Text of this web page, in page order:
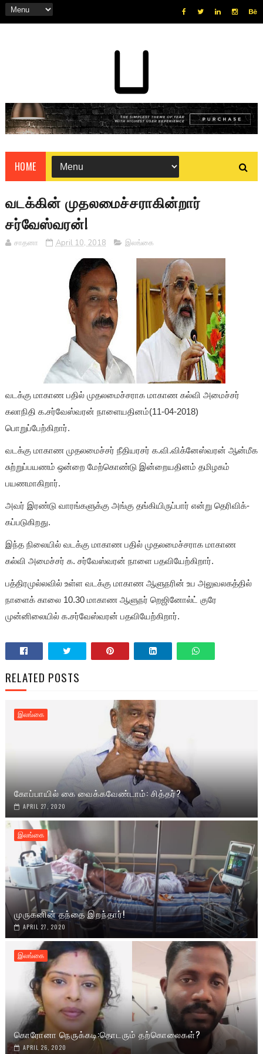
HOME
வடக்கின் முதலமைச்சராகின்றார்
சர்வேஸ்வரன்!
சாதனா April 10, 2018 இலங்கை
வடக்கு மாகாண பதில் முதலமைச்சராக மாகாண கல்வி அமைச்சர்
கலாநிதி க.சர்வேஸ்வரன் நாளையதினம்(11-04-2018)
பொறுப்பேற்கிறார்.
வடக்கு மாகாண முதலமைச்சர் நீதியரசர் க.வி.விக்னேஸ்வரன் ஆன்மீக
சுற்­றுப்­ப­யணம் ஒன்­றை மேற்கொண்டு இன்றையதினம் தமி­ழகம்
பயணமாகிறார்.
அவர் இரண்டு வாரங்களுக்கு அங்கு தங்­கி­யி­ருப்பார் என்று தெரி­விக்­
கப்­ப­டு­கி­றது.
இந்த நிலையில் வடக்கு மாகாண பதில் முதலமைச்சராக மாகாண
கல்வி அமைச்சர் க. சர்வேஸ்வரன் நாளை பதவியேற்கிறார்.
பத்திரமுல்லவில் உள்ள வடக்கு மாகாண ஆளுநரின் உப அலுவலகத்தில்
நாளைக் காலை 10.30 மாகாண ஆளுநர் றெஜினோல்ட் குரே
முன்னிலையில் க.சர்வேஸ்வரன் பதவியேற்கிறார்.
RELATED POSTS
இலங்கை
கோப்பாயில் கை வைக்கவேண்டாம்: சித்தர்?
APRIL 27, 2020
இலங்கை
முருகனின் தந்தை இறந்தார்!
APRIL 27, 2020
இலங்கை
கொரோனா நெருக்கடி:தொடரும் தற்கொலைகள்?
APRIL 26, 2020